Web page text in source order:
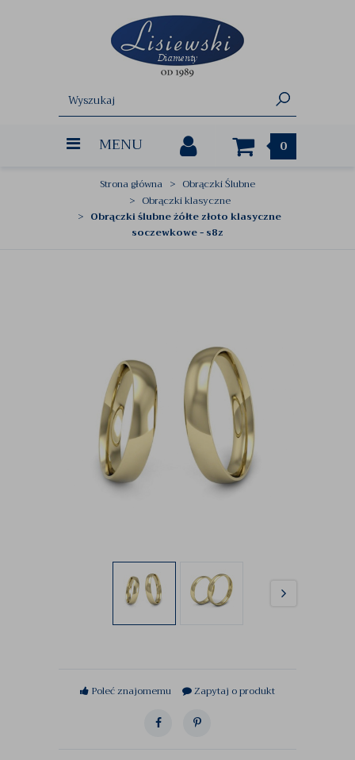
MENU 0
Strona główna
Obrączki Ślubne
Obrączki klasyczne
Obrączki ślubne żółte złoto klasyczne
soczewkowe - s8z
Poleć znajomemu Zapytaj o produkt